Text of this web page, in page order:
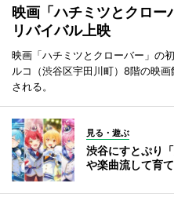
映画「ハチミツとクロー
リバイバル上映
映画「ハチミツとクローバー」の
ルコ（渋谷区宇田川町）8階の映
される。
見る・遊ぶ
渋谷にすとぷり
や楽曲流して育